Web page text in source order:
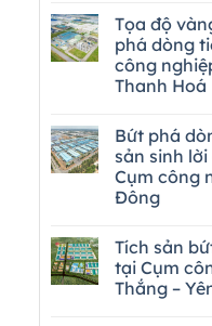
Tọa độ
phá dòng
công
Thanh Hoá
Bứt phá
sản sinh
Cụm công
Đông
Tích sản
tại Cụm
Thắng –